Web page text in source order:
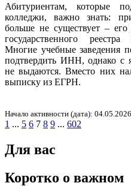
Абитуриентам, которые
колледжи, важно знать:
больше не существует –
государственного
Многие учебные заведения
подтвердить ИНН, однако с
не выдаются. Вместо них
выписку из ЕГРН.
Начало активности (дата):
1 ... 5 6 7 8 9 ... 602
Для вас
Коротко о важном